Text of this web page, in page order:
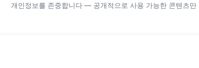
개인정보를 존중합니다 — 공개적으로 사용 가능한 콘텐츠만